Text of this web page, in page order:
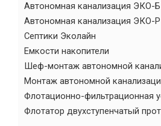
Автономная канализация ЭКО-Б
Автономная канализация ЭКО-Р
Септики Эколайн
Емкости накопители
Шеф-монтаж автономной
Монтаж автономной
Флотационно-фильтрационная
Флотатор двухступенчатый